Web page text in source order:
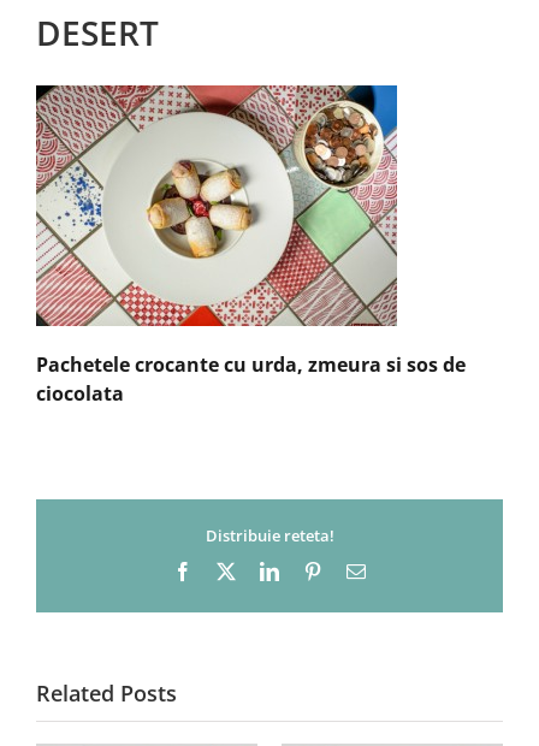
DESERT
Pachetele crocante cu urda, zmeura si sos de
ciocolata
Distribuie reteta!
Facebook LinkedInPinterestEmail
Related Posts